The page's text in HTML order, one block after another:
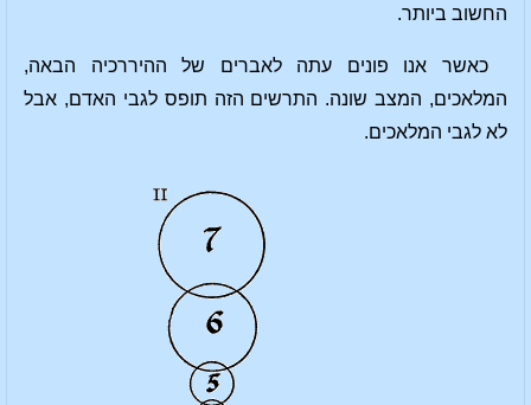
החשוב ביותר.
כאשר אנו פונים עתה לאברים של ההיררכיה הבאה,
המלאכים, המצב שונה. התרשים הזה תופס לגבי האדם, אבל
לא לגבי המלאכים.